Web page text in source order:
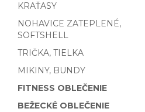
KRAŤASY
NOHAVICE ZATEPLENÉ,
SOFTSHELL
TRIČKA, TIELKA
MIKINY, BUNDY
FITNESS OBLEČENIE
BEŽECKÉ OBLEČENIE